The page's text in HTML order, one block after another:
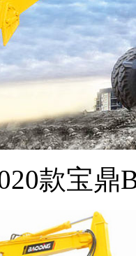
款宝鼎